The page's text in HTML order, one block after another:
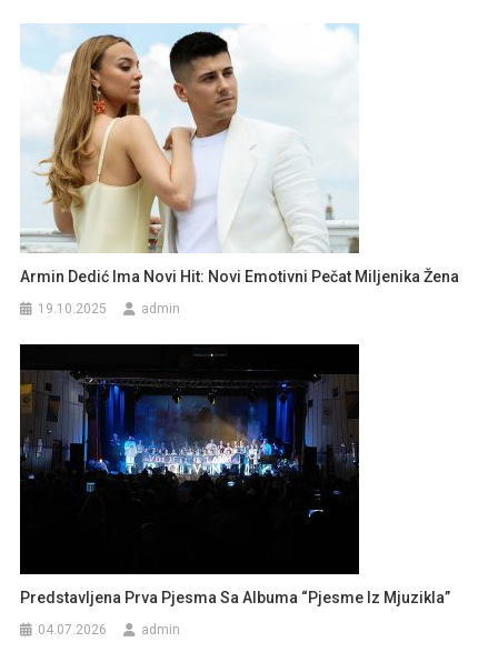
Armin Dedić Ima Novi Hit: Novi Emotivni Pečat Miljenika Žena
19.10.2025 admin
Predstavljena Prva Pjesma Sa Albuma “Pjesme Iz Mjuzikla”
04.07.2026 admin